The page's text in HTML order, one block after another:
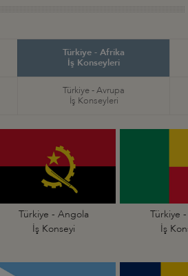
Türkiye - Afrika
İş Konseyleri
Türkiye - Avrupa
İş Konseyleri
Türkiye - Angola
İş Konseyi
Türkiye
İş